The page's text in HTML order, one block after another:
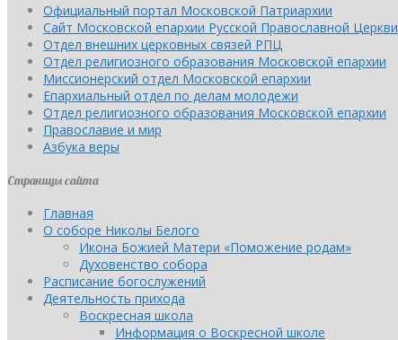
Официальный портал Московской Патриархии
Сайт Московской епархии Русской Православной Церкви
Отдел внешних церковных связей РПЦ
Отдел религиозного образования Московской епархии
Миссионерский отдел Московской епархии
Епархиальный отдел по делам молодежи
Отдел религиозного образования Московской епархии
Православие и мир
Азбука веры
Страницы сайта
Главная
О соборе Николы Белого
Икона Божией Матери «Поможение родам»
Духовенство собора
Расписание богослужений
Деятельность прихода
Воскресная школа
Информация о Воскресной школе